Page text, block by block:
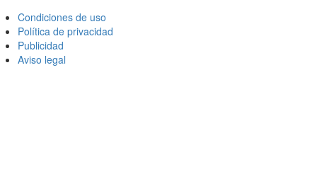
Condiciones de uso
Política de privacidad
Publicidad
Aviso legal